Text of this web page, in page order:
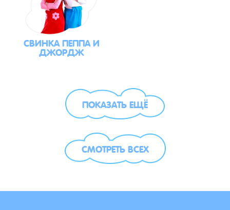
СВИНКА ПЕППА И
ДЖОРДЖ
ПОКАЗАТЬ ЕЩЁ
СМОТРЕТЬ ВСЕХ